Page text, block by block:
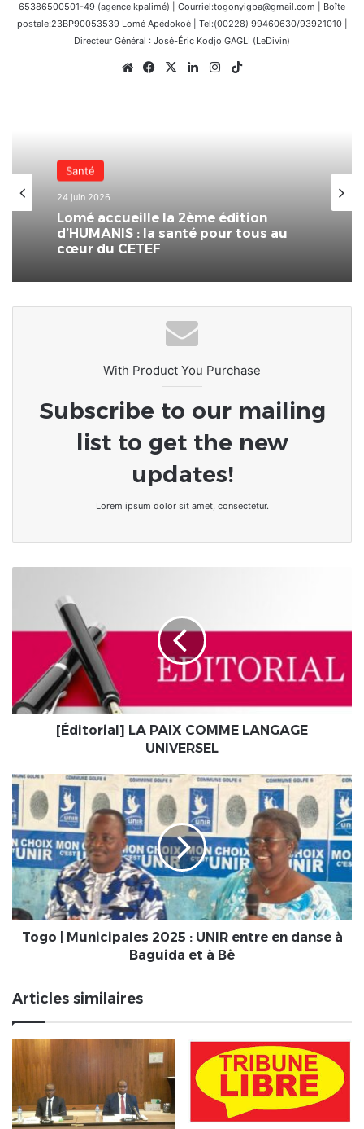
65386500501-49 (agence kpalimé) | Courriel:togonyigba@gmail.com | Boîte
postale:23BP90053539 Lomé Apédokoè | Tel:(00228) 99460630/93921010 |
Directeur Général : José-Éric Kodjo GAGLI (LeDivin)
WebsiteFacebook
X LinkedinInstagram
Santé
24 juin 2026
d’HUMANIS : la santé pour tous au
Nationale
31 mai 2026
CETEF Togo 2000 –
(FEST’IMMO/SOLARDAYZ : un franc
With Product You Purchase
Subscribe to our mailing
list to get the new
updates!
Lorem ipsum dolor sit amet, consectetur.
UNIVERSEL
[Éditorial] LA PAIX COMME LANGAGE
UNIVERSEL
Togo
|
Municipales
2025
:
UNIR
entre
en
danse
Bè
Togo | Municipales 2025 : UNIR entre en danse à
Baguida et à Bè
Articles similaires